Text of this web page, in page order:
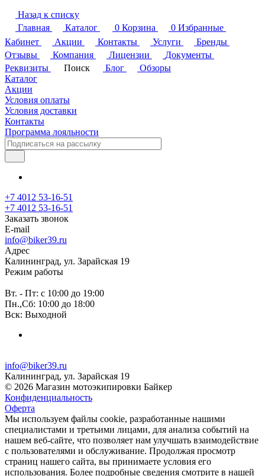
Назад к списку
Главная
Каталог 0 Корзина 0 Избранные
Кабинет
Акции Контакты Услуги
Бренды
Отзывы
Компания Лицензии
Документы
Реквизиты
Поиск Блог
Обзоры
Каталог
Акции
Условия оплаты
Условия доставки
Контакты
Программа лояльности
+7 4012 53-16-51
+7 4012 53-16-51
Заказать звонок
E-mail
info@biker39.ru
Адрес
Калининград, ул. Зарайская 19
Режим работы
Вт. - Пт: с 10:00 до 19:00
Пн.,Сб: 10:00 до 18:00
Вск: Выходной
info@biker39.ru
Калининград, ул. Зарайская 19
© 2026 Магазин мотоэкипировки Байкер
Конфиденциальность
Оферта
Мы используем файлы cookie, разработанные нашими
специалистами и третьими лицами, для анализа событий на
нашем веб-сайте, что позволяет нам улучшать взаимодействие
с пользователями и обслуживание. Продолжая просмотр
страниц нашего сайта, вы принимаете условия его
использования. Более подробные сведения смотрите в нашей